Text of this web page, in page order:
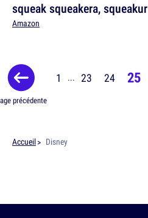
squeak squeakera, squeakur
Amazon
précédente
1 ... 23 24 25
Accueil Disney